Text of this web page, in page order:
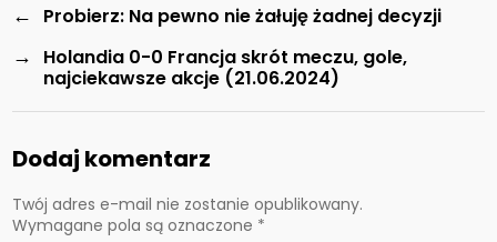
← Probierz: Na pewno nie żałuję żadnej decyzji
→
Holandia 0-0 Francja skrót meczu, gole,
najciekawsze akcje (21.06.2024)
Dodaj komentarz
Twój adres e-mail nie zostanie opublikowany.
Wymagane pola są oznaczone *